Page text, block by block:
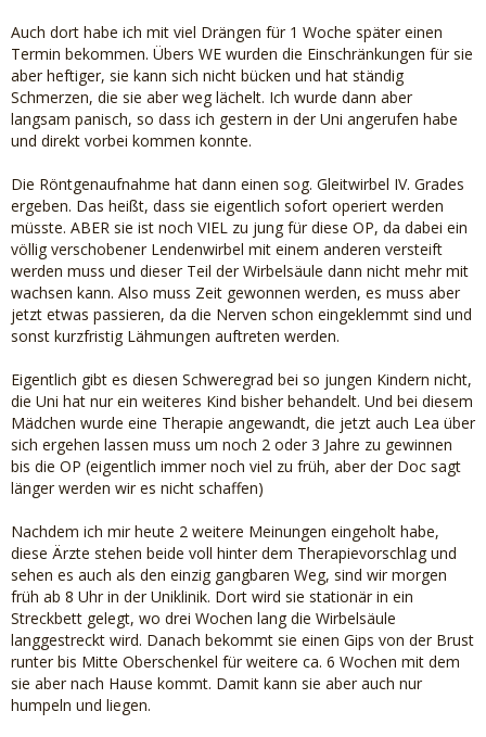
Auch dort habe ich mit viel Drängen für 1 Woche später einen
Termin bekommen. Übers WE wurden die Einschränkungen für sie
aber heftiger, sie kann sich nicht bücken und hat ständig
Schmerzen, die sie aber weg lächelt. Ich wurde dann aber
langsam panisch, so dass ich gestern in der Uni angerufen habe
und direkt vorbei kommen konnte.
Die Röntgenaufnahme hat dann einen sog. Gleitwirbel IV. Grades
ergeben. Das heißt, dass sie eigentlich sofort operiert werden
müsste. ABER sie ist noch VIEL zu jung für diese OP, da dabei ein
völlig verschobener Lendenwirbel mit einem anderen versteift
werden muss und dieser Teil der Wirbelsäule dann nicht mehr mit
wachsen kann. Also muss Zeit gewonnen werden, es muss aber
jetzt etwas passieren, da die Nerven schon eingeklemmt sind und
sonst kurzfristig Lähmungen auftreten werden.
Eigentlich gibt es diesen Schweregrad bei so jungen Kindern nicht,
die Uni hat nur ein weiteres Kind bisher behandelt. Und bei diesem
Mädchen wurde eine Therapie angewandt, die jetzt auch Lea über
sich ergehen lassen muss um noch 2 oder 3 Jahre zu gewinnen
bis die OP (eigentlich immer noch viel zu früh, aber der Doc sagt
länger werden wir es nicht schaffen)
Nachdem ich mir heute 2 weitere Meinungen eingeholt habe,
diese Ärzte stehen beide voll hinter dem Therapievorschlag und
sehen es auch als den einzig gangbaren Weg, sind wir morgen
früh ab 8 Uhr in der Uniklinik. Dort wird sie stationär in ein
Streckbett gelegt, wo drei Wochen lang die Wirbelsäule
langgestreckt wird. Danach bekommt sie einen Gips von der Brust
runter bis Mitte Oberschenkel für weitere ca. 6 Wochen mit dem
sie aber nach Hause kommt. Damit kann sie aber auch nur
humpeln und liegen.